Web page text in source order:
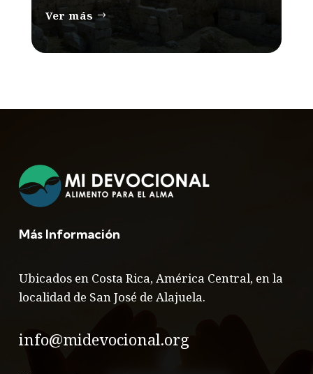
Ver más
Más Información
Ubicados en Costa Rica, América Central, en la
localidad de San José de Alajuela.
info@midevocional.org